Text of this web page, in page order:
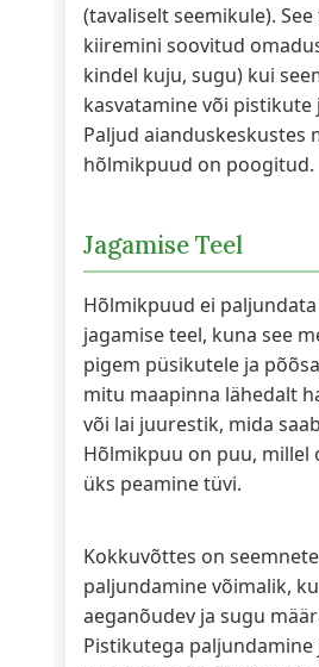
(tavaliselt seemikule).
kiiremini soovitud
kindel kuju, sugu) kui
kasvatamine või
Paljud aianduskeskustes
hõlmikpuud on poogitud.
Jagamise Teel
Hõlmikpuud ei
jagamise teel, kuna see
pigem püsikutele ja
mitu maapinna lähedalt
või lai juurestik, mida
Hõlmikpuu on puu, millel
üks peamine tüvi.
Kokkuvõttes on
paljundamine võimalik,
aeganõudev ja sugu
Pistikutega paljundamine